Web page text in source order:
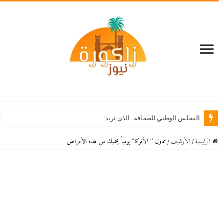
المجلس الوطني للصحافة.. الذي نريد
الرئيسية / اﻷرشيف / تناول ’’ الأفوكا’’ يومياً يحميك من هذه الأمراض